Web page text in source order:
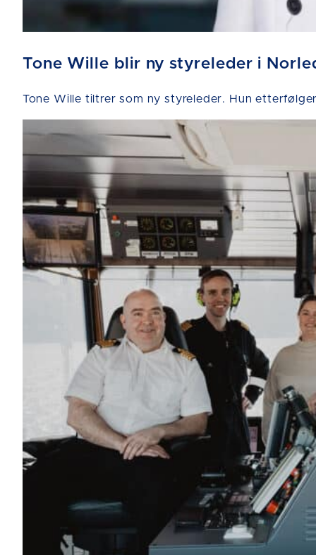
Tone Wille blir ny styreleder i
Tone Wille tiltrer som ny styreleder. Hun